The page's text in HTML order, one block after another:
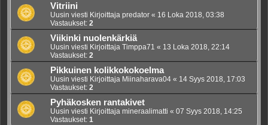
Vitriini
Uusin viesti Kirjoittaja predator « 16 Loka 2018, 03:38
Vastaukset: 2
Viikinki nuolenkärkiä
Uusin viesti Kirjoittaja Timppa71 « 13 Loka 2018, 22:14
Vastaukset: 2
Pikkuinen kolikkokokoelma
Uusin viesti Kirjoittaja Miinaharava04 « 14 Syys 2018, 17:03
Vastaukset: 2
Pyhäkosken rantakivet
Uusin viesti Kirjoittaja mineraalimatti « 07 Syys 2018, 14:25
Vastaukset: 1